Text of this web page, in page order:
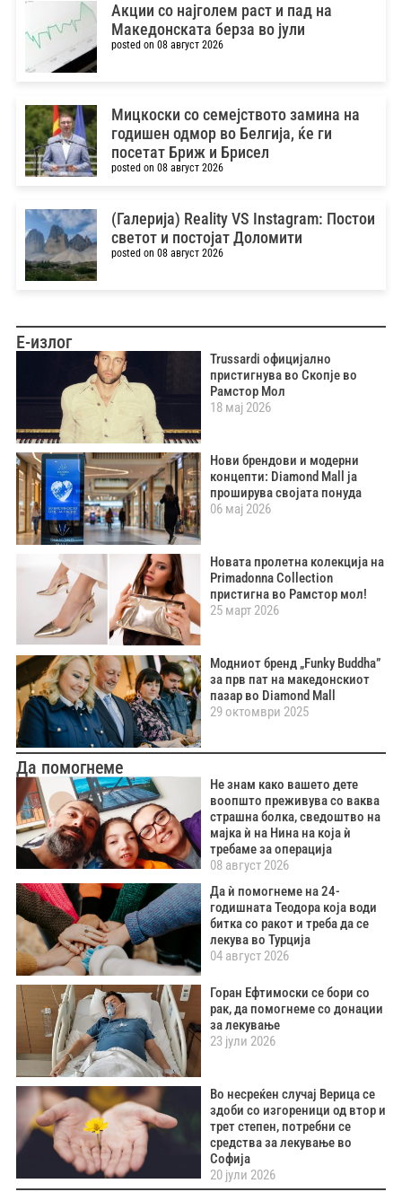
Акции со најголем раст и пад на
Македонската берза во јули
posted on 08 август 2026
Мицкоски со семејството замина на
годишен одмор во Белгија, ќе ги
посетат Бриж и Брисел
posted on 08 август 2026
(Галерија) Reality VS Instagram: Постои
светот и постојат Доломити
posted on 08 август 2026
Е-излог
Trussardi официјално
пристигнува во Скопје во
Рамстор Мол
18 мај 2026
Нови брендови и модерни
концепти: Diamond Mall ја
проширува својата понуда
06 мај 2026
Новата пролетна колекција на
Primadonna Collection
пристигна во Рамстор мол!
25 март 2026
Модниот бренд „Funky Buddha”
за прв пат на македонскиот
пазар во Diamond Mall
29 октомври 2025
Да помогнеме
Не знам како вашето дете
воопшто преживува со ваква
страшна болка, сведоштво на
мајка ѝ на Нина на која ѝ
требаме за операција
08 август 2026
Да ѝ помогнеме на 24-
годишната Теодора која води
битка со ракот и треба да се
лекува во Турција
04 август 2026
Горан Ефтимоски се бори со
рак, да помогнеме со донации
за лекување
23 јули 2026
Во несреќен случај Верица се
здоби со изгореници од втор и
трет степен, потребни се
средства за лекување во
Софија
20 јули 2026